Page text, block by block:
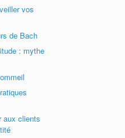
vos
de Bach
: mythe
aux clients